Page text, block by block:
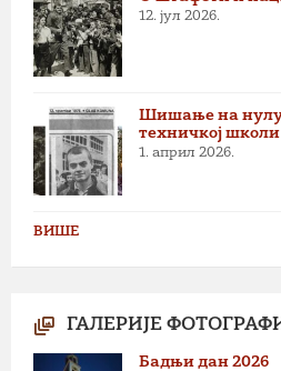
12. јул 2026.
Шишање на нулу
техничкој школи
1. април 2026.
ВИШЕ
ГАЛЕРИЈЕ
Бадњи дан 2026